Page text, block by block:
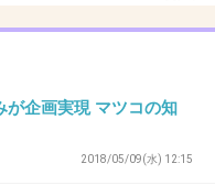
-5
が企画実現 マツコの知
2018/05/09(水) 12:15